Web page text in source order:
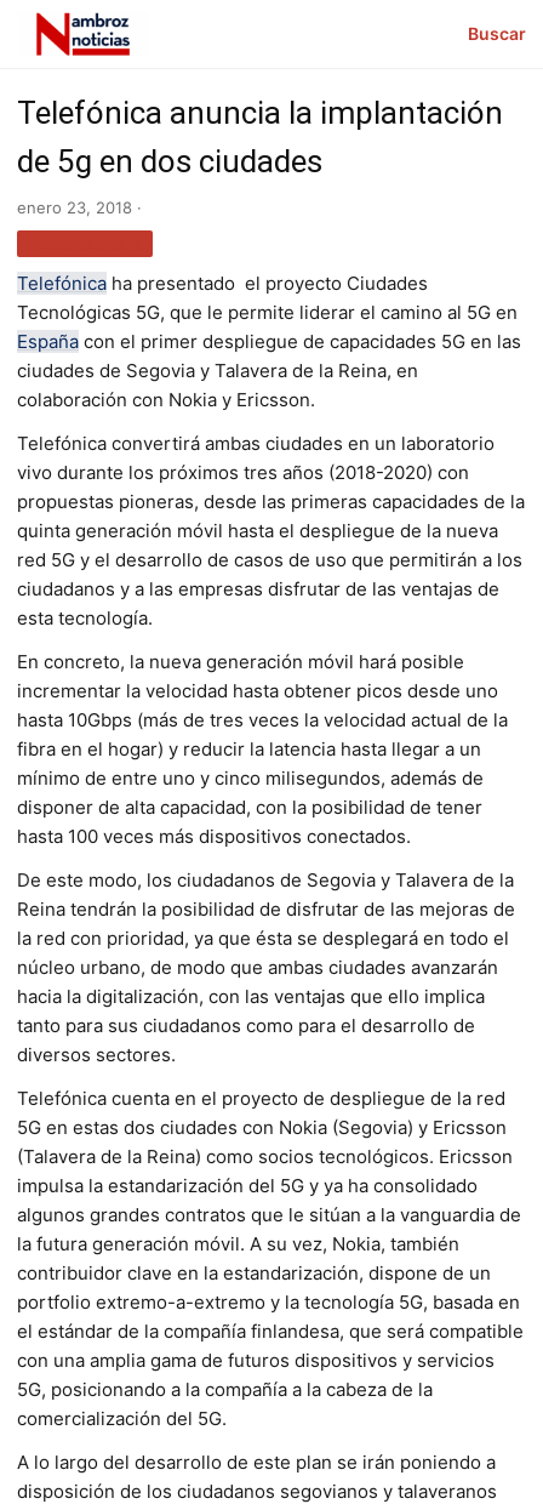
Buscar
Telefónica anuncia la implantación
de 5g en dos ciudades
enero 23, 2018 ·
Telefónica ha presentado el proyecto Ciudades
Tecnológicas 5G, que le permite liderar el camino al 5G en
España con el primer despliegue de capacidades 5G en las
ciudades de Segovia y Talavera de la Reina, en
colaboración con Nokia y Ericsson.
Telefónica convertirá ambas ciudades en un laboratorio
vivo durante los próximos tres años (2018-2020) con
propuestas pioneras, desde las primeras capacidades de la
quinta generación móvil hasta el despliegue de la nueva
red 5G y el desarrollo de casos de uso que permitirán a los
ciudadanos y a las empresas disfrutar de las ventajas de
esta tecnología.
En concreto, la nueva generación móvil hará posible
incrementar la velocidad hasta obtener picos desde uno
hasta 10Gbps (más de tres veces la velocidad actual de la
fibra en el hogar) y reducir la latencia hasta llegar a un
mínimo de entre uno y cinco milisegundos, además de
disponer de alta capacidad, con la posibilidad de tener
hasta 100 veces más dispositivos conectados.
De este modo, los ciudadanos de Segovia y Talavera de la
Reina tendrán la posibilidad de disfrutar de las mejoras de
la red con prioridad, ya que ésta se desplegará en todo el
núcleo urbano, de modo que ambas ciudades avanzarán
hacia la digitalización, con las ventajas que ello implica
tanto para sus ciudadanos como para el desarrollo de
diversos sectores.
Telefónica cuenta en el proyecto de despliegue de la red
5G en estas dos ciudades con Nokia (Segovia) y Ericsson
(Talavera de la Reina) como socios tecnológicos. Ericsson
impulsa la estandarización del 5G y ya ha consolidado
algunos grandes contratos que le sitúan a la vanguardia de
la futura generación móvil. A su vez, Nokia, también
contribuidor clave en la estandarización, dispone de un
portfolio extremo-a-extremo y la tecnología 5G, basada en
el estándar de la compañía finlandesa, que será compatible
con una amplia gama de futuros dispositivos y servicios
5G, posicionando a la compañía a la cabeza de la
comercialización del 5G.
A lo largo del desarrollo de este plan se irán poniendo a
disposición de los ciudadanos segovianos y talaveranos